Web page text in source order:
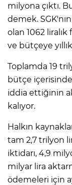
milyona çıktı.
demek.
olan 1062 liralık
ve bütçeye
Toplamda 19
bütçe
iddia ettiğinin
kalıyor.
Halkın
tam 2,7 trilyon
iktidarı, 4,9
milyar lira
ödemeleri için